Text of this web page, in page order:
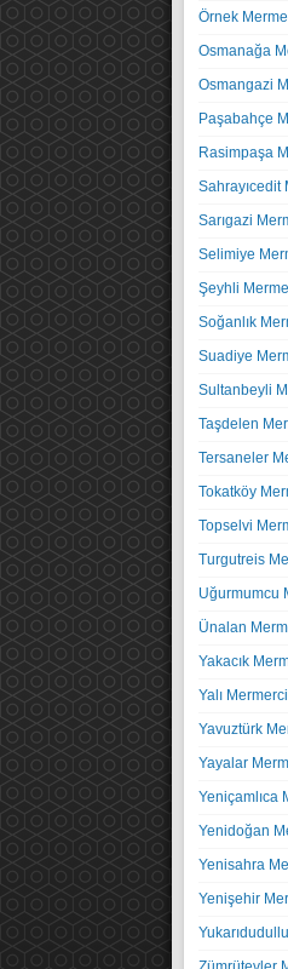
Örnek
Osmanağa
Osmangazi
Paşabahçe
Rasimpaşa
Sahrayıcedit
Sarıgazi
Selimiye
Şeyhli
Soğanlık
Suadiye
Sultanbeyli
Taşdelen
Tersaneler
Tokatköy
Topselvi
Turgutreis
Uğurmumcu
Ünalan
Yakacık
Yalı Mermerci
Yavuztürk
Yayalar
Yeniçamlıca
Yenidoğan
Yenisahra
Yenişehir